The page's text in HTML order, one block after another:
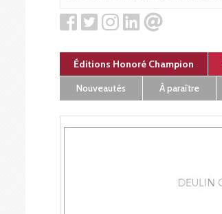
Éditions Honoré Champion
Nouveautés
À paraître